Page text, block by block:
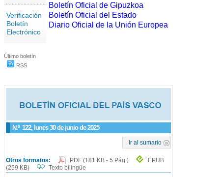
Verificación
Boletín
Electrónico
Último boletín
RSS
N.º 122, lunes 30 de junio de 2025
Ir al sumario
Otros formatos: PDF (181 KB - 5 Pág.)
EPUB
(259 KB)
Texto bilingüe
Boletín Oficial de Gipuzkoa
Boletín Oficial del Estado
Diario Oficial de la Unión Europea